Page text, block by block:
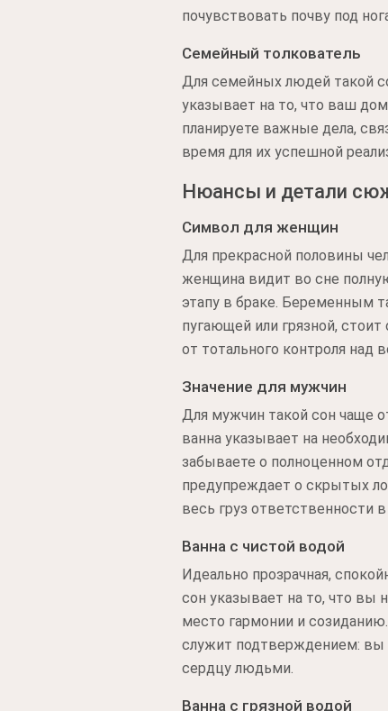
почувствовать почву под
Семейный толкователь
Для семейных людей такой
указывает на то, что ваш
планируете важные дела,
время для их успешной
Нюансы и детали
Символ для женщин
Для прекрасной половины
женщина видит во сне
этапу в браке. Беременным
пугающей или грязной,
от тотального контроля над
Значение для мужчин
Для мужчин такой сон чаще
ванна указывает на
забываете о полноценном
предупреждает о скрытых
весь груз ответственности в
Ванна с чистой водой
Идеально прозрачная,
сон указывает на то, что вы
место гармонии и
служит подтверждением: вы
сердцу людьми.
Ванна с грязной водой